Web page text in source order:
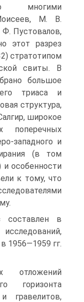
многими
М. В.
Пустовалов,
этот разрез
стратотипом
свиты. В
большое
триаса и
структура,
широкое
поперечных
западного и
(в том
и особенности
к тому, что
составлен в
1956—1959 гг.
отложений
горизонта
гравелитов,